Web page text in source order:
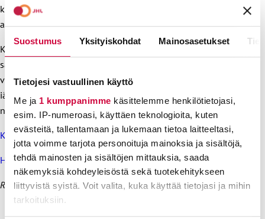
Suostumus Yksityiskohdat Mainosasetukset
Tietojesi vastuullinen käyttö
Me ja 1 kumppanimme käsittelemme henkilötietojasi,
esim. IP-numeroasi, käyttäen teknologioita, kuten
evästeitä, tallentamaan ja lukemaan tietoa laitteeltasi,
jotta voimme tarjota personoituja mainoksia ja sisältöjä,
tehdä mainosten ja sisältöjen mittauksia, saada
näkemyksiä kohdeyleisöstä sekä tuotekehitykseen
liittyvistä syistä. Voit valita, kuka käyttää tietojasi ja mihin
tarkoituksiin.
kolmen tai jopa viiden vuoden mittainen vanhenemisaika,
ammattiliitto sanoo lausunnossaan.
Kaiken kaikkiaan asiakas- ja potilasturvallisuuden
säilyminen on otettu hyvin huomioon SORA-prosessin
vireilläolon aikana, JHL sanoo. Kiitosta saa myös se, että
iäkkäät ja vamman kanssa elävät henkilöt ollaan
nostamassa asiakas- ja potilasturvallisuuden piiriin.
Katso JHL:n lausunto kokonaan
Hallituksen esitys SORA-säännösten muuttamisesta
Rikkinäinen linkki korjattu 22.9.2022 klo 8.25